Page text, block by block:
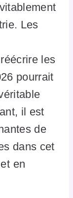
Les
les
pourrait
il est
de
dans cet
en